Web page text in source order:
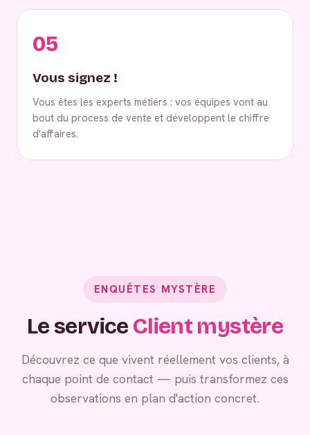
05
Vous signez !
Vous êtes les experts métiers : vos équipes vont au
bout du process de vente et développent le chiffre
d'affaires.
ENQUÊTES MYSTÈRE
Le service Client mystère
Découvrez ce que vivent réellement vos clients, à
chaque point de contact — puis transformez ces
observations en plan d'action concret.